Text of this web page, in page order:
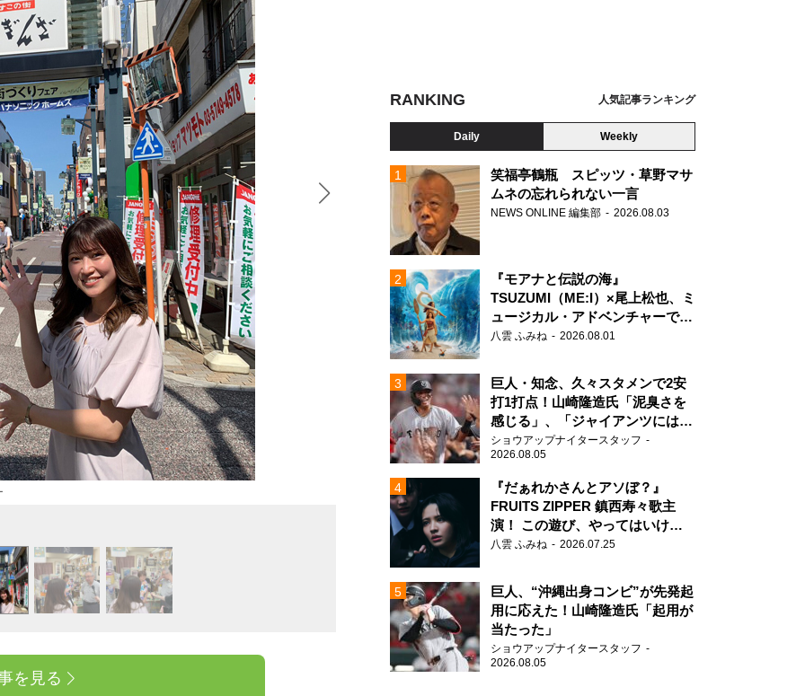
戸越銀座商店街・山村会長
を見る
RANKING 人気記事ランキング
Daily Weekly
笑福亭鶴瓶 スピッツ・草野マサ
ムネの忘れられない一言
NEWS ONLINE 編集部 2026.08.03
『モアナと伝説の海』
TSUZUMI（ME:I）×尾上松也、ミ
ュージカル・アドベンチャーで美
声を響かせる
八雲 ふみね 2026.08.01
巨人・知念、久々スタメンで2安
打1打点！山崎隆造氏「泥臭さを
感じる」、「ジャイアンツには少
ないタイプ」
ショウアップナイタースタッフ
2026.08.05
『だぁれかさんとアソぼ？』
FRUITS ZIPPER 鎮西寿々歌主
演！ この遊び、やってはいけま
せん。
八雲 ふみね 2026.07.25
巨人、“沖縄出身コンビ”が先発起
用に応えた！山崎隆造氏「起用が
当たった」
ショウアップナイタースタッフ
2026.08.05